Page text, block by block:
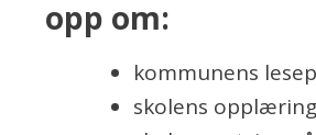
opp om:
kommunens
skolens